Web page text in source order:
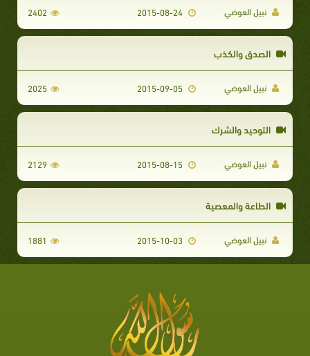
نبيل العوضي 2402
الصدق والكذب
نبيل العوضي 2025
التوحيد والشرك
نبيل العوضي 2129
الطاعة والمعصية
نبيل العوضي 1881